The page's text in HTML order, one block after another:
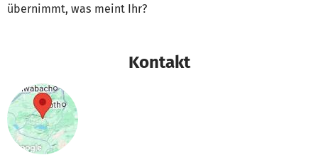
übernimmt, was meint Ihr?
Kontakt